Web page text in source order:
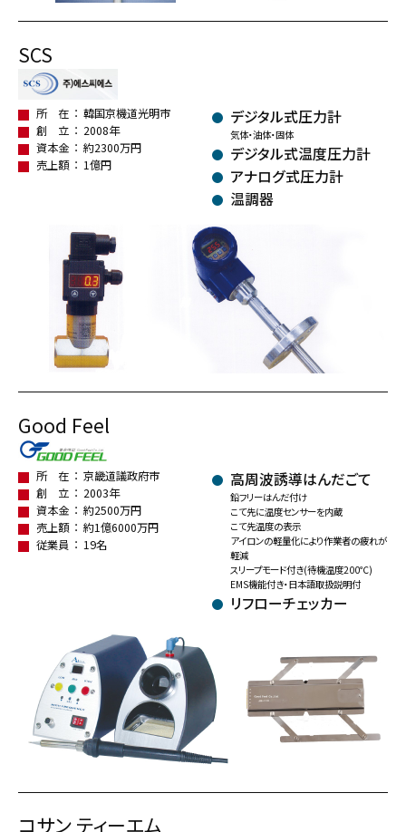
SCS
所 在
韓国京機道光明市
創 立
2008年
資本金
約2300万円
売上額
1億円
デジタル式圧力計
気体・油体・固体
デジタル式温度圧力計
アナログ式圧力計
温調器
Good Feel
所 在
京畿道議政府市
創 立
2003年
資本金
約2500万円
売上額
約1億6000万円
従業員
19名
高周波誘導はんだごて
鉛フリーはんだ付け
こて先に温度センサーを内蔵
こて先温度の表示
アイロンの軽量化により作業者の疲れが
軽減
スリープモード付き(待機温度200℃)
EMS機能付き・日本語取扱説明付
リフローチェッカー
コサン ティーエム